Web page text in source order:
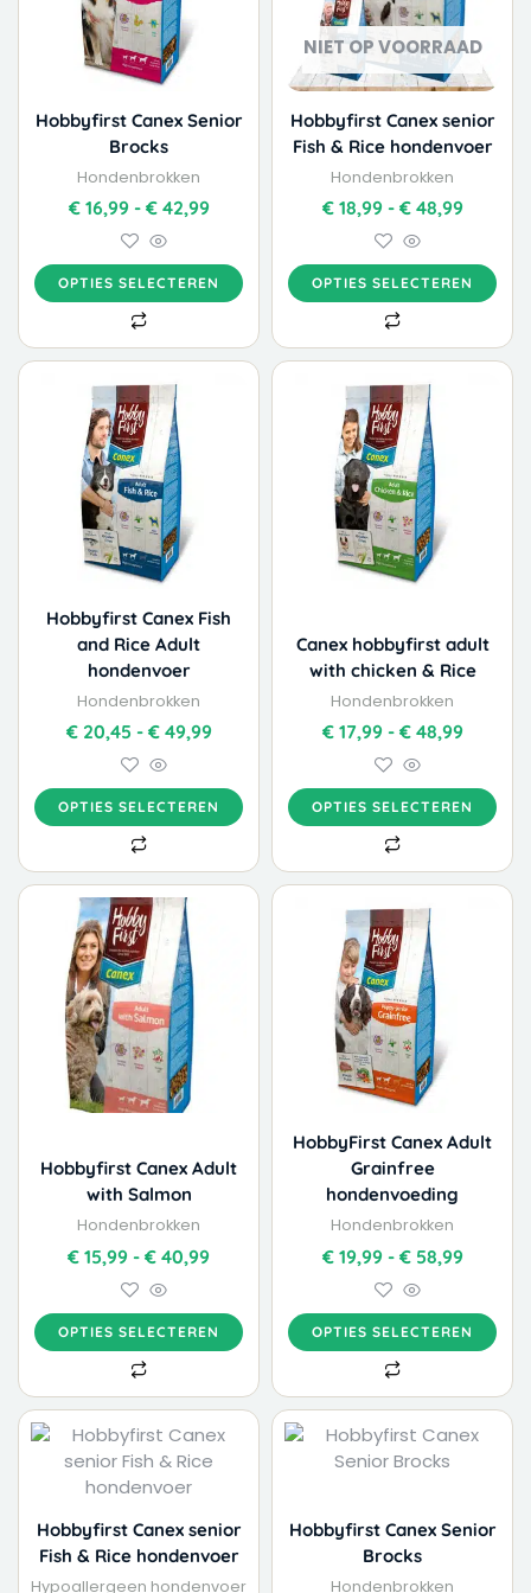
Hobbyfirst Canex Senior
Brocks
Hondenbrokken
€16,99 - €42,99
OPTIES SELECTEREN
Deze
optie
kan
gekozen
worden
op
de
productpagina
NIET OP VOORRAAD
Hobbyfirst Canex senior
Fish & Rice hondenvoer
Hondenbrokken
€18,99 - €48,99
OPTIES SELECTEREN
Deze
optie
kan
gekozen
worden
op
de
productpagina
Hobbyfirst Canex Fish
and Rice Adult
hondenvoer
Hondenbrokken
€20,45 - €49,99
Prijsklasse:
OPTIES SELECTEREN
product
heeft
meerdere
variaties.
Deze
optie
kan
gekozen
worden
op
de
productpagina
Canex hobbyfirst adult
with chicken & Rice
Hondenbrokken
€17,99 - €48,99
OPTIES SELECTEREN
product
heeft
meerdere
variaties.
Deze
optie
kan
gekozen
op
de
productpagina
Hobbyfirst Canex Adult
with Salmon
Hondenbrokken
€ 15,99 - € 40,99
Prijsklasse:
OPTIES SELECTEREN
Dit
product
heeft
meerdere
variaties.
Deze
optie
kan
gekozen
op
de
productpagina
HobbyFirst Canex Adult
Grainfree
hondenvoeding
Hondenbrokken
€19,99 - €58,99
OPTIES SELECTEREN
product
heeft
meerdere
variaties.
Deze
optie
kan
gekozen
worden
op
de
productpagina
Hobbyfirst Canex senior
Fish & Rice hondenvoer
Hypoallergeen hondenvoer
Prijsklasse:
€ 18,99
tot
product
heeft
meerdere
variaties.
Deze
optie
Hobbyfirst Canex Senior
Brocks
Hondenbrokken
€ 16,99
product
heeft
variaties.
Deze
optie